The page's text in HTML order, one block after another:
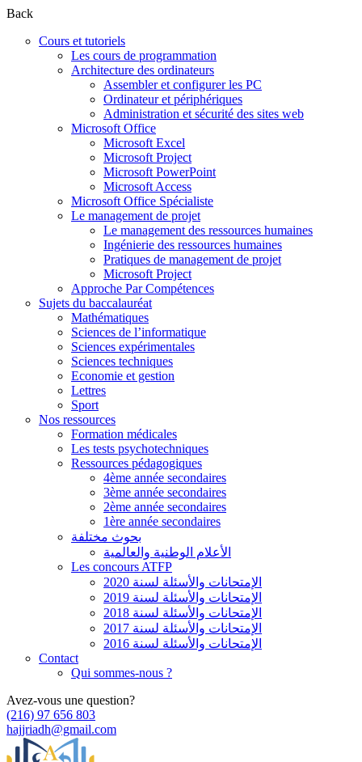
Back
Cours et tutoriels
Les cours de programmation
Architecture des ordinateurs
Assembler et configurer les PC
Ordinateur et périphériques
Administration et sécurité des sites web
Microsoft Office
Microsoft Excel
Microsoft Project
Microsoft PowerPoint
Microsoft Access
Microsoft Office Spécialiste
Le management de projet
Le management des ressources humaines
Ingénierie des ressources humaines
Pratiques de management de projet
Microsoft Project
Approche Par Compétences
Sujets du baccalauréat
Mathématiques
Sciences de l’informatique
Sciences expérimentales
Sciences techniques
Economie et gestion
Lettres
Sport
Nos ressources
Formation médicales
Les tests psychotechniques
Ressources pédagogiques
4ème année secondaires
3ème année secondaires
2ème année secondaires
1ère année secondaires
بحوث مختلفة
الأعلام الوطنية والعالمية
Les concours ATFP
الإمتحانات والأسئلة لسنة 2020
الإمتحانات والأسئلة لسنة 2019
الإمتحانات والأسئلة لسنة 2018
الإمتحانات والأسئلة لسنة 2017
الإمتحانات والأسئلة لسنة 2016
Contact
Qui sommes-nous ?
Avez-vous une question?
(216) 97 656 803
hajjriadh@gmail.com